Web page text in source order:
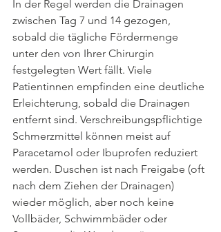
In der Regel werden die Drainagen
zwischen Tag 7 und 14 gezogen,
sobald die tägliche Fördermenge
unter den von Ihrer Chirurgin
festgelegten Wert fällt. Viele
Patientinnen empfinden eine deutliche
Erleichterung, sobald die Drainagen
entfernt sind. Verschreibungspflichtige
Schmerzmittel können meist auf
Paracetamol oder Ibuprofen reduziert
werden. Duschen ist nach Freigabe (oft
nach dem Ziehen der Drainagen)
wieder möglich, aber noch keine
Vollbäder, Schwimmbäder oder